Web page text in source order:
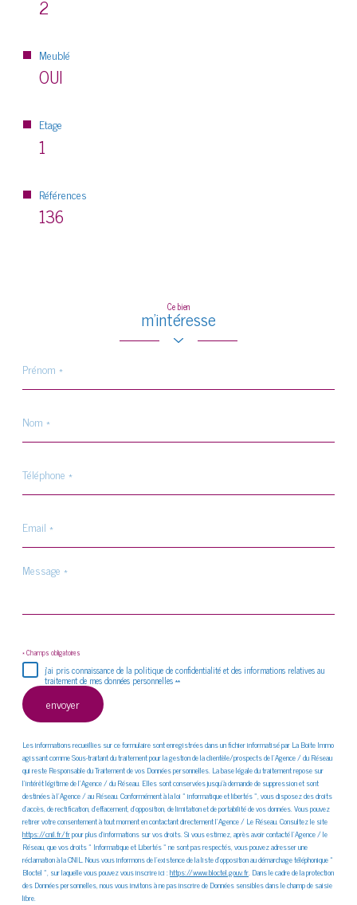
2
Meublé
OUI
Etage
1
Références
136
Ce bien
m'intéresse
*
*
*
*
Message
* Champs obligatoires
j'ai pris connaissance de la politique de confidentialité et des informations relatives au
traitement de mes données personnelles **
envoyer
Les informations recueillies sur ce formulaire sont enregistrées dans un fichier informatisé par La Boite Immo
agissant comme Sous-traitant du traitement pour la gestion de la clientèle/prospects de l'Agence / du Réseau
qui reste Responsable du Traitement de vos Données personnelles. La base légale du traitement repose sur
l'intérêt légitime de l'Agence / du Réseau. Elles sont conservées jusqu'à demande de suppression et sont
destinées à l'Agence / au Réseau. Conformément à la loi « informatique et libertés », vous disposez des droits
d’accès, de rectification, d’effacement, d’opposition, de limitation et de portabilité de vos données. Vous pouvez
retirer votre consentement à tout moment en contactant directement l’Agence / Le Réseau. Consultez le site
https://cnil.fr/frpour plus d’informations sur vos droits. Si vous estimez, après avoir contacté l'Agence / le
Réseau, que vos droits « Informatique et Libertés » ne sont pas respectés, vous pouvez adresser une
réclamation à la CNIL. Nous vous informons de l’existence de la liste d'opposition au démarchage téléphonique «
Bloctel », sur laquelle vous pouvez vous inscrire ici :https://www.bloctel.gouv.fr. Dans le cadre de la protection
des Données personnelles, nous vous invitons à ne pas inscrire de Données sensibles dans le champ de saisie
libre.